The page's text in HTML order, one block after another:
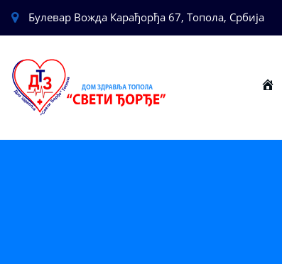
Булевар Вожда Карађорђа 67, Топола, Србија